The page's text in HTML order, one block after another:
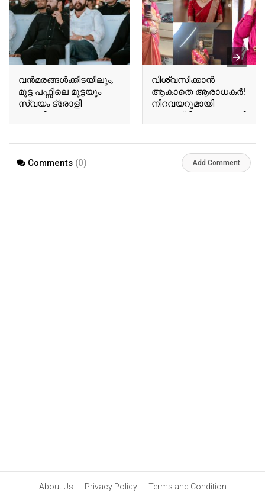
വന്‍മരങ്ങള്‍ക്കിടയിലും,
മുട്ട പഫ്സിലെ മുട്ടയും
സ്വയം ട്രോളി
ബേസിലും
ടോവിനോയും!
Viral Photo
വിശ്വസിക്കാൻ
ആകാതെ ആരാധകർ!
നിറവയറുമായി
അനുശ്രീ! വൈറലായി
അനുശ്രീയുടെ പുതിയ
Ausree Viral Photo
Comments (0) Add Comment
About Us Privacy Policy Terms and Condition